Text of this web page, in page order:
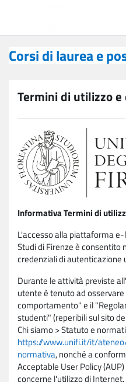
Corsi di laurea e
Termini di utilizzo
Informativa Termini di
L'accesso alla piattaforma
Studi di Firenze è consentito
credenziali di autenticazione
Durante le attività previste
utente è tenuto ad
comportamento" e il
studenti" (reperibili sul sito
Chi siamo > Statuto e
https://www.unifi.it/it/
normativa, nonché a
Acceptable User Policy
concerne l'utilizzo di Internet.